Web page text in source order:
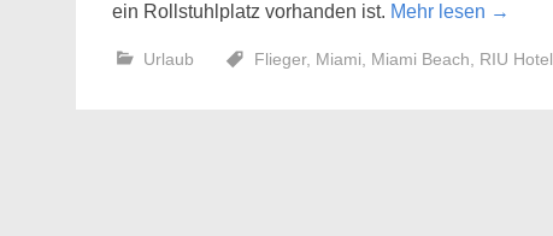
ein Rollstuhlplatz vorhanden ist. Mehr lesen →
Urlaub Flieger, Miami Miami Beach RIU Hotel